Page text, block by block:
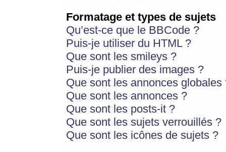
Formatage et types de sujets
Qu’est-ce que le BBCode ?
Puis-je utiliser du HTML ?
Que sont les smileys ?
Puis-je publier des images ?
Que sont les annonces globales
Que sont les annonces ?
Que sont les posts-it ?
Que sont les sujets verrouillés ?
Que sont les icônes de sujets ?